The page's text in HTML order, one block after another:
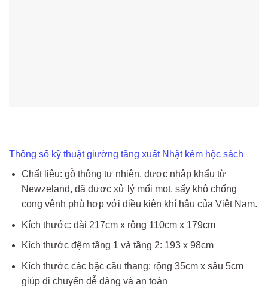
Thông số kỹ thuật giường tầng xuất Nhật kèm hộc sách
Chất liệu: gỗ thông tự nhiên, được nhập khẩu từ
Newzeland, đã được xử lý mối mọt, sấy khô chống
cong vênh phù hợp với điều kiện khí hậu của Việt Nam.
Kích thước: dài 217cm x rộng 110cm x 179cm
Kích thước đệm tầng 1 và tầng 2: 193 x 98cm
Kích thước các bậc cầu thang: rộng 35cm x sâu 5cm
giúp di chuyển dễ dàng và an toàn